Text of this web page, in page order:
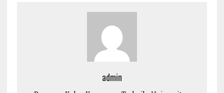
admin